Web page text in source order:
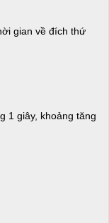
gian về đích thứ
1 giây, khoảng tăng